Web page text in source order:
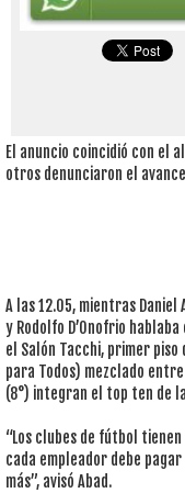
El anuncio coincidió con el
otros denunciaron el
A las 12.05, mientras
y Rodolfo D’Onofrio
el Salón Tacchi, primer
para Todos) mezclado
(8°) integran el top ten de
“Los clubes de fútbol
cada empleador debe
más”, avisó Abad.